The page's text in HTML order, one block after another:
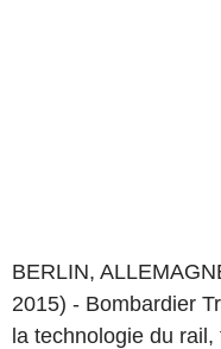
BERLIN,
2015) - Bombardier
la technologie du